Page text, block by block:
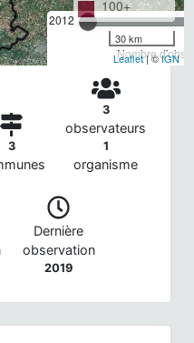
2012
Nombre
100+
30 km
Leaflet| ©IGN
3
3
observateurs
1
organisme
Dernière
observation
2019